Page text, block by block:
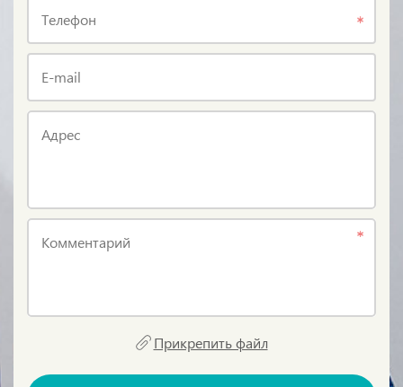
Телефон
E-mail
Адрес
Комментарий
Прикрепить файл